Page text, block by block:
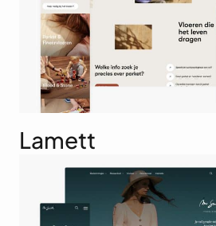
Lamett